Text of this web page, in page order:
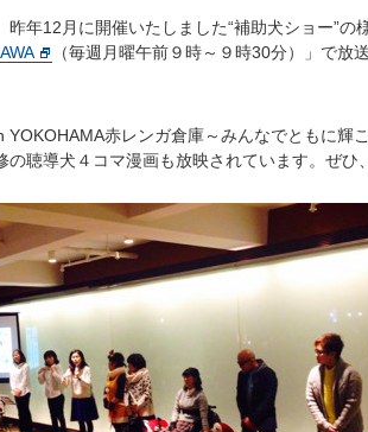
年12月に開催いたしました“補助犬ショー”の
（毎週月曜午前９時～９時30分）」で放
赤レンガ倉庫～みんなでともに輝
の聴導犬４コマ漫画も放映されています。ぜひ